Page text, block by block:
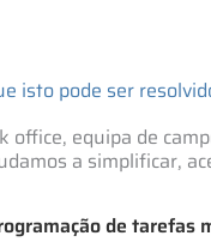
isto pode ser
office, equipa de
a simplificar,
de tarefas